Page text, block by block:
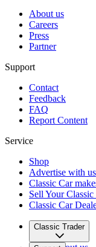
About us
Careers
Press
Partner
Support
Contact
Feedback
FAQ
Report Content
Service
Shop
Advertise with us
Classic Car
Sell Your
Classic Car
Classic Trader